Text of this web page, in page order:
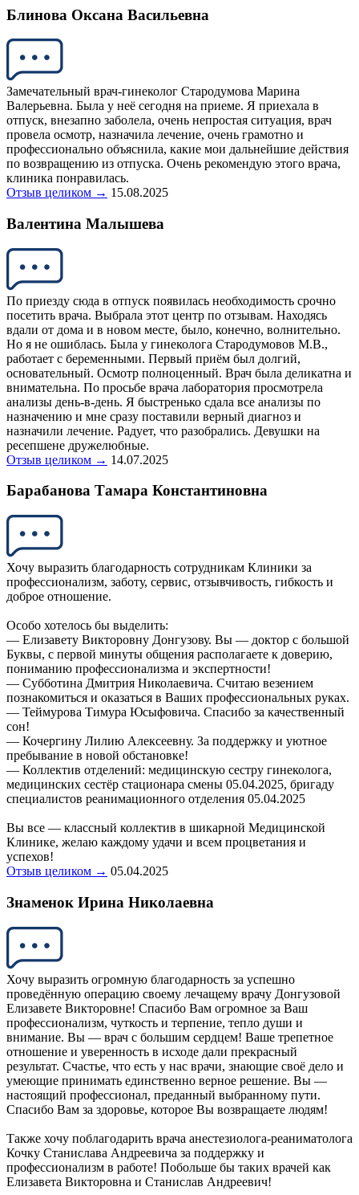
Блинова Оксана Васильевна
Замечательный врач-гинеколог Стародумова Марина
Валерьевна. Была у неё сегодня на приеме. Я приехала в
отпуск, внезапно заболела, очень непростая ситуация, врач
провела осмотр, назначила лечение, очень грамотно и
профессионально объяснила, какие мои дальнейшие действия
по возвращению из отпуска. Очень рекомендую этого врача,
клиника понравилась.
Отзыв целиком → 15.08.2025
Валентина Малышева
По приезду сюда в отпуск появилась необходимость срочно
посетить врача. Выбрала этот центр по отзывам. Находясь
вдали от дома и в новом месте, было, конечно, волнительно.
Но я не ошиблась. Была у гинеколога Стародумовов М.В.,
работает с беременными. Первый приём был долгий,
основательный. Осмотр полноценный. Врач была деликатна и
внимательна. По просьбе врача лаборатория просмотрела
анализы день-в-день. Я быстренько сдала все анализы по
назначению и мне сразу поставили верный диагноз и
назначили лечение. Радует, что разобрались. Девушки на
ресепшене дружелюбные.
Отзыв целиком → 14.07.2025
Барабанова Тамара Константиновна
Хочу выразить благодарность сотрудникам Клиники за
профессионализм, заботу, сервис, отзывчивость, гибкость и
доброе отношение.
Особо хотелось бы выделить:
— Елизавету Викторовну Донгузову. Вы — доктор с большой
Буквы, с первой минуты общения располагаете к доверию,
пониманию профессионализма и экспертности!
— Субботина Дмитрия Николаевича. Считаю везением
познакомиться и оказаться в Ваших профессиональных руках.
— Теймурова Тимура Юсыфовича. Спасибо за качественный
сон!
— Кочергину Лилию Алексеевну. За поддержку и уютное
пребывание в новой обстановке!
— Коллектив отделений: медицинскую сестру гинеколога,
медицинских сестёр стационара смены 05.04.2025, бригаду
специалистов реанимационного отделения 05.04.2025
Вы все — классный коллектив в шикарной Медицинской
Клинике, желаю каждому удачи и всем процветания и
успехов!
Отзыв целиком → 05.04.2025
Знаменок Ирина Николаевна
Хочу выразить огромную благодарность за успешно
проведённую операцию своему лечащему врачу Донгузовой
Елизавете Викторовне! Спасибо Вам огромное за Ваш
профессионализм, чуткость и терпение, тепло души и
внимание. Вы — врач с большим сердцем! Ваше трепетное
отношение и уверенность в исходе дали прекрасный
результат. Счастье, что есть у нас врачи, знающие своё дело и
умеющие принимать единственно верное решение. Вы —
настоящий профессионал, преданный выбранному пути.
Спасибо Вам за здоровье, которое Вы возвращаете людям!
Также хочу поблагодарить врача анестезиолога-реаниматолога
Кочку Станислава Андреевича за поддержку и
профессионализм в работе! Побольше бы таких врачей как
Елизавета Викторовна и Станислав Андреевич!